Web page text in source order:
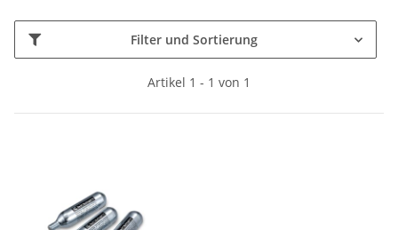
Filter und Sortierung
Artikel 1 - 1 von 1